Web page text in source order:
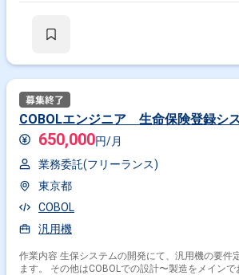
COBOLエンジニア 生命保険登録シ
650,000円/月
業務委託(フリーランス)
東京都
COBOL
汎用機
作業内容 生保システムの開発にて、汎用機の要件
ます。 その他はCOBOLでの設計〜製造をメイン